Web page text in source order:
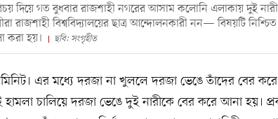
দিয়ে গত বুধবার রাজশাহী নগরের আসাম কলোনি এলাকায় দুই
রাজশাহী বিশ্ববিদ্যালয়ের ছাত্র আন্দোলনকারী নন— বিষয়টি
করা হয়।
ছবি: সংগৃহীত
এর মধ্যে দরজা না খুললে দরজা ভেঙে তাঁদের বের
চালিয়ে দরজা ভেঙে দুই নারীকে বের করে আনা হয়।